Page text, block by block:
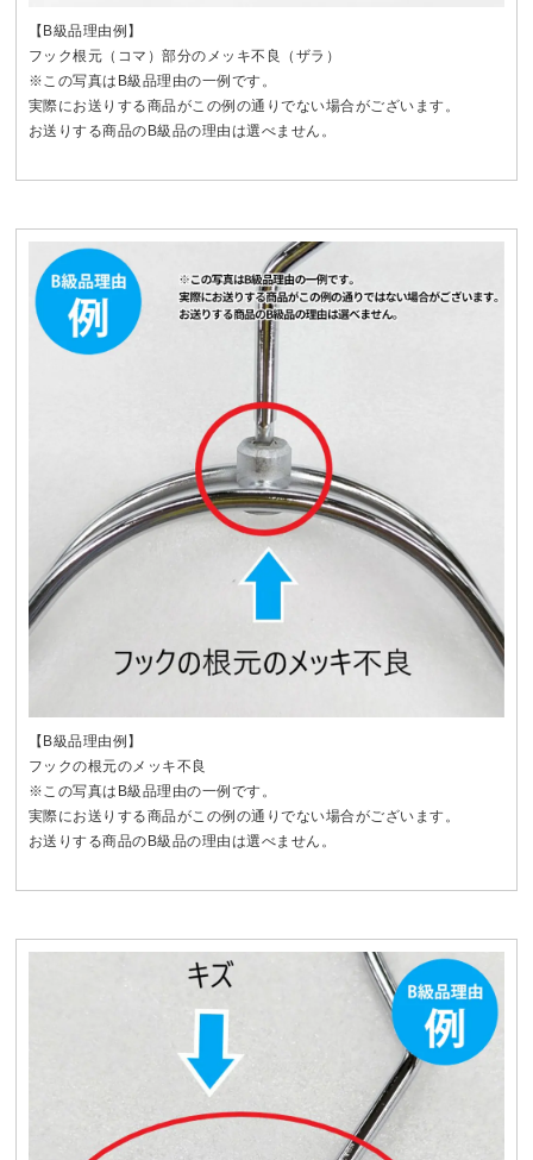
【B級品理由例】
フック根元（コマ）部分のメッキ不良（ザラ）
※この写真はB級品理由の一例です。
実際にお送りする商品がこの例の通りでない場合がございます。
お送りする商品のB級品の理由は選べません。
【B級品理由例】
フックの根元のメッキ不良
※この写真はB級品理由の一例です。
実際にお送りする商品がこの例の通りでない場合がございます。
お送りする商品のB級品の理由は選べません。